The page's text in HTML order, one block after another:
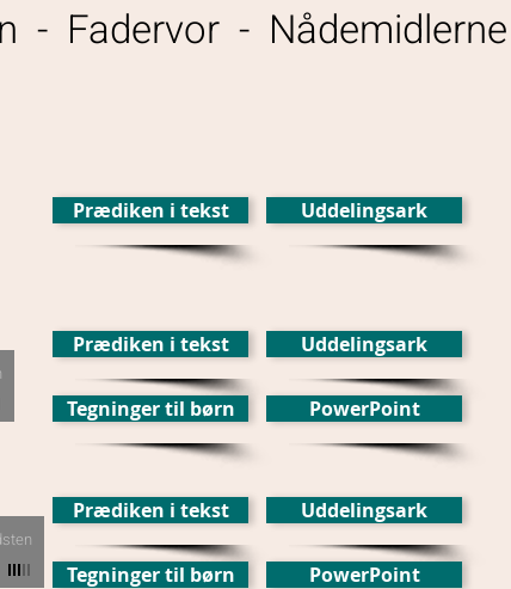
- Fadervor - Nådemidlerne
Prædiken i tekst Uddelingsark
Prædiken i tekst Uddelingsark
Tegninger til børn PowerPoint
Prædiken i tekst Uddelingsark
Tegninger til børn PowerPoint